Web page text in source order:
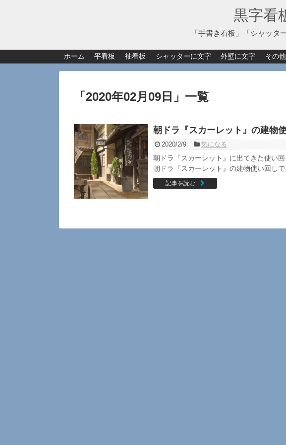
黒字看
「手書き看板」「シャッ
ホーム 平看板 袖看板 シャッターに文字 外壁に文字 その
「 2020年02月09日 」 一覧
朝ドラ『スカーレット』の建物
2020/2/9 気になる
朝ドラ『スカーレット』に出てきた使い
朝ドラ『スカーレット』の建物使い回しで
記事を読む